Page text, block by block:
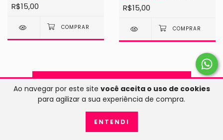
Ao navegar por este site você aceita o uso de cookies
para agilizar a sua experiência de compra.
ENTENDI
R$15,00 R$15,00
MOSTRAR MAIS PRODUTOS